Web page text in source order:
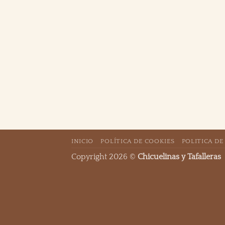
INICIO POLÍTICA DE COOKIES POLITICA
Copyright 2026 © Chicuelinas y Tafalleras